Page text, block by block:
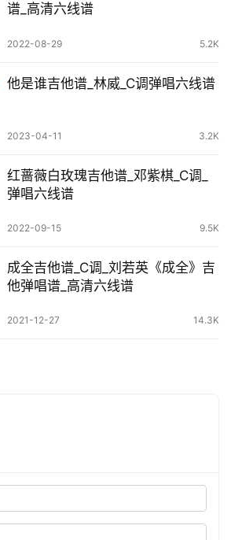
谱_高清六线谱
2022-08-29 5.2K
他是谁吉他谱_林威_C调弹唱六线谱
2023-04-11 3.2K
红蔷薇白玫瑰吉他谱_邓紫棋_C调_
弹唱六线谱
2022-09-15 9.5K
成全吉他谱_C调_刘若英《成全》吉
他弹唱谱_高清六线谱
2021-12-27 14.3K